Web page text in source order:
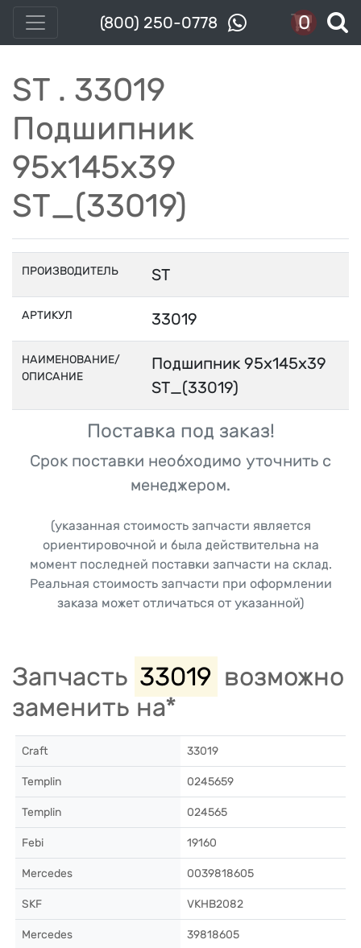
(800) 250-0778 0
ST . 33019
Подшипник
95x145x39
ST_(33019)
ПРОИЗВОДИТЕЛЬ ST
АРТИКУЛ 33019
НАИМЕНОВАНИЕ/
ОПИСАНИЕ
Подшипник 95x145x39
ST_(33019)
Поставка под заказ!
Срок поставки необходимо уточнить с
менеджером.
(указанная стоимость запчасти является
ориентировочной и была действительна на
момент последней поставки запчасти на склад.
Реальная стоимость запчасти при оформлении
заказа может отличаться от указанной)
Запчасть 33019 возможно
заменить на*
Craft 33019
Templin 0245659
Templin 024565
Febi 19160
Mercedes 0039818605
SKF VKHB2082
Mercedes 39818605